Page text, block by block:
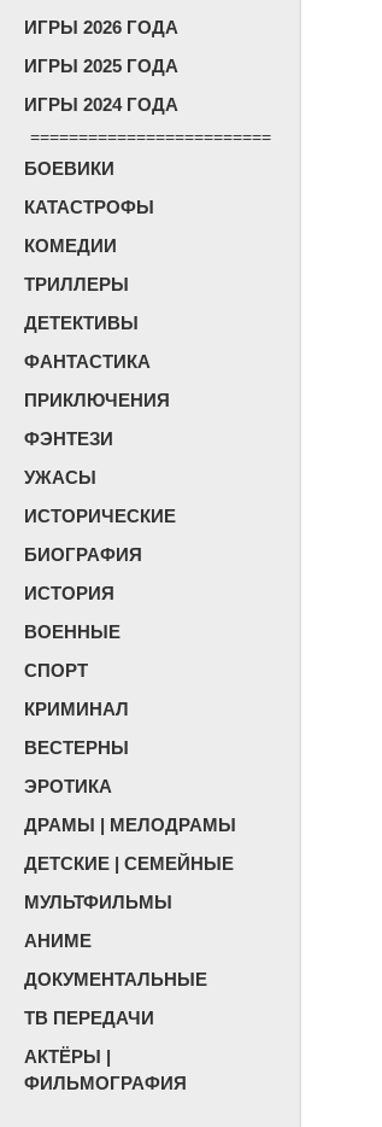
ИГРЫ 2026 ГОДА
ИГРЫ 2025 ГОДА
ИГРЫ 2024 ГОДА
=========================
БОЕВИКИ
КАТАСТРОФЫ
КОМЕДИИ
ТРИЛЛЕРЫ
ДЕТЕКТИВЫ
ФАНТАСТИКА
ПРИКЛЮЧЕНИЯ
ФЭНТЕЗИ
УЖАСЫ
ИСТОРИЧЕСКИЕ
БИОГРАФИЯ
ИСТОРИЯ
ВОЕННЫЕ
СПОРТ
КРИМИНАЛ
ВЕСТЕРНЫ
ЭРОТИКА
ДРАМЫ | МЕЛОДРАМЫ
ДЕТСКИЕ | СЕМЕЙНЫЕ
МУЛЬТФИЛЬМЫ
АНИМЕ
ДОКУМЕНТАЛЬНЫЕ
ТВ ПЕРЕДАЧИ
АКТЁРЫ |
ФИЛЬМОГРАФИЯ